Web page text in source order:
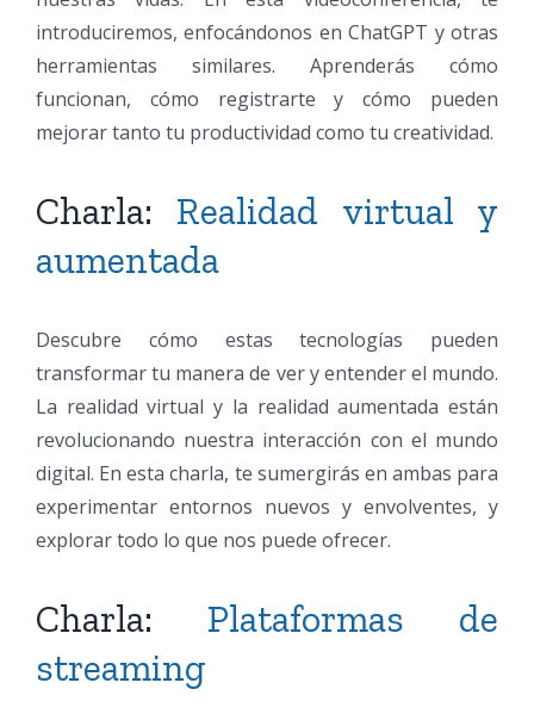
introduciremos, enfocándonos en ChatGPT y otras
herramientas similares. Aprenderás cómo
funcionan, cómo registrarte y cómo pueden
mejorar tanto tu productividad como tu creatividad.
Charla: Realidad virtual y
aumentada
Descubre cómo estas tecnologías pueden
transformar tu manera de ver y entender el mundo.
La realidad virtual y la realidad aumentada están
revolucionando nuestra interacción con el mundo
digital. En esta charla, te sumergirás en ambas para
experimentar entornos nuevos y envolventes, y
explorar todo lo que nos puede ofrecer.
Charla: Plataformas de
streaming